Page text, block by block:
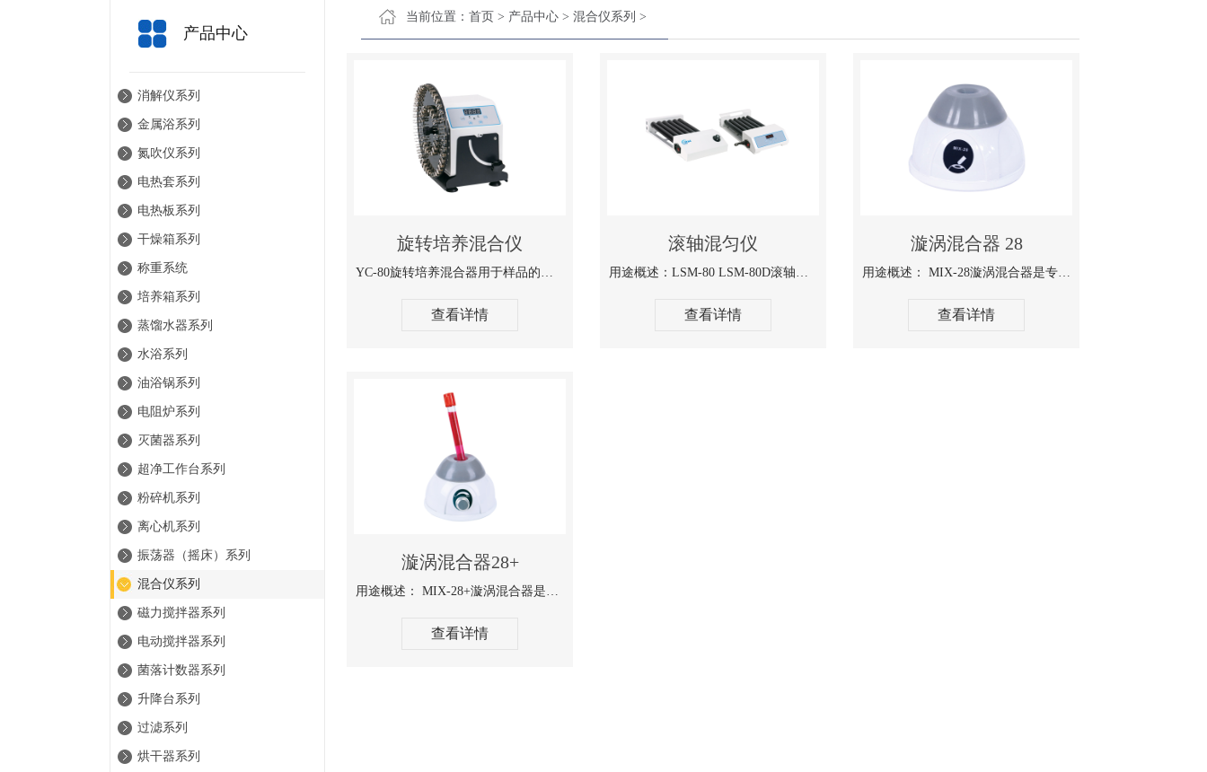
产品中心
消解仪系列
金属浴系列
氮吹仪系列
电热套系列
电热板系列
干燥箱系列
称重系统
培养箱系列
蒸馏水器系列
水浴系列
油浴锅系列
电阻炉系列
灭菌器系列
超净工作台系列
粉碎机系列
离心机系列
振荡器（摇床）系列
混合仪系列
磁力搅拌器系列
电动搅拌器系列
菌落计数器系列
升降台系列
过滤系列
烘干器系列
当前位置： 首页 > 产品中心 > 混合仪系列 >
旋转培养混合仪
YC-80旋转培养混合器用于样品的组织培养，萃取，测定沉降率（包括各...
查看详情
滚轴混匀仪
用途概述：LSM-80 LSM-80D滚轴混匀仪用于混合血液样品，粘性物质和...
查看详情
漩涡混合器 28
用途概述： MIX-28漩涡混合器是专注点动功能的试管振荡器。紧凑小...
查看详情
漩涡混合器28+
用途概述： MIX-28+漩涡混合器是专注点动功能的试管振荡器。紧凑小...
查看详情